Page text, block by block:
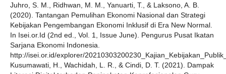
Juhro, S. M., Ridhwan, M. M., Yanuarti, T., & Laksono, A. B.
(2020). Tantangan Pemulihan Ekonomi Nasional dan Strategi
Kebijakan Pengembangan Ekonomi Inklusif di Era New Normal.
In Isei.or.Id (2nd ed., Vol. 1, Issue June). Pengurus Pusat Ikatan
Sarjana Ekonomi Indonesia.
http://isei.or.id/explorer/
Kusumawati, H., Wachidah, L. R., & Cindi, D. T. (2021). Dampak